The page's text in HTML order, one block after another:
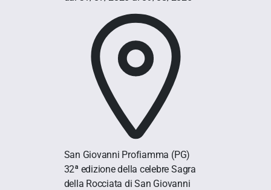
San Giovanni Profiamma (PG)
32ª edizione della celebre Sagra
della Rocciata di San Giovanni